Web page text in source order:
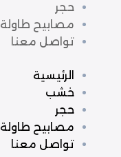
حجر
مصابيح طاولة
تواصل معنا
الرئيسية
خشب
حجر
مصابيح طاولة
تواصل معنا